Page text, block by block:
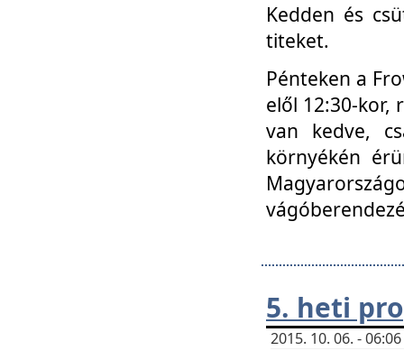
Kedden és
titeket.
Pénteken a
elől 12:30-kor,
van kedve,
környékén
5. heti
2015. 10. 06. -